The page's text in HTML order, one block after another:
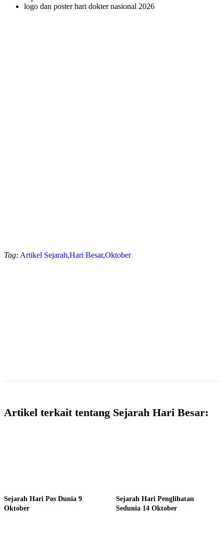
logo dan poster hari dokter nasional 2026
Tag: Artikel Sejarah,Hari Besar,Oktober
Artikel terkait tentang Sejarah Hari Besar:
Sejarah Hari Pos Dunia 9
Oktober
Sejarah Hari Penglihatan
Sedunia 14 Oktober